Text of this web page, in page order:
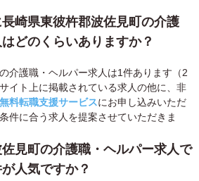
崎県東彼杵郡波佐見町の介護
どのくらいありますか？
介護職・ヘルパー求人は1件あります（2
イト上に掲載されている求人の他に、非
無料転職支援サービスにお申し込みいただ
件に合う求人を提案させていただきま
見町の介護職・ヘルパー求人で
人気ですか？